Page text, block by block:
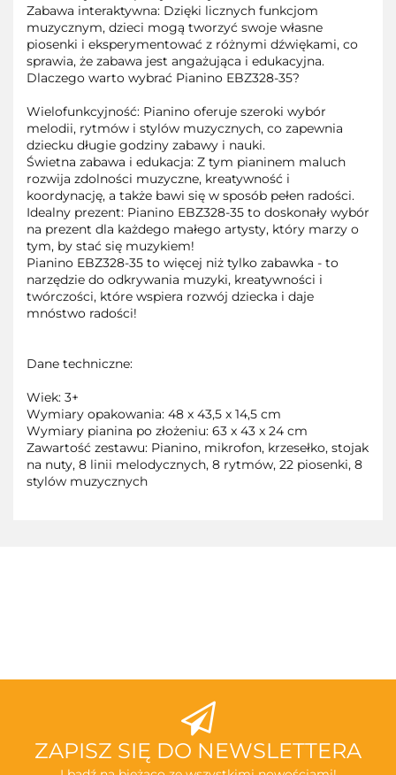
Zabawa interaktywna: Dzięki licznych funkcjom
muzycznym, dzieci mogą tworzyć swoje własne
piosenki i eksperymentować z różnymi dźwiękami, co
sprawia, że zabawa jest angażująca i edukacyjna.
Dlaczego warto wybrać Pianino EBZ328-35?
Wielofunkcyjność: Pianino oferuje szeroki wybór
melodii, rytmów i stylów muzycznych, co zapewnia
dziecku długie godziny zabawy i nauki.
Świetna zabawa i edukacja: Z tym pianinem maluch
rozwija zdolności muzyczne, kreatywność i
koordynację, a także bawi się w sposób pełen radości.
Idealny prezent: Pianino EBZ328-35 to doskonały wybór
na prezent dla każdego małego artysty, który marzy o
tym, by stać się muzykiem!
Pianino EBZ328-35 to więcej niż tylko zabawka - to
narzędzie do odkrywania muzyki, kreatywności i
twórczości, które wspiera rozwój dziecka i daje
mnóstwo radości!
Dane techniczne:
Wiek: 3+
Wymiary opakowania: 48 x 43,5 x 14,5 cm
Wymiary pianina po złożeniu: 63 x 43 x 24 cm
Zawartość zestawu: Pianino, mikrofon, krzesełko, stojak
na nuty, 8 linii melodycznych, 8 rytmów, 22 piosenki, 8
stylów muzycznych
ABAKUS
ZAPISZ SIĘ DO NEWSLETTERA